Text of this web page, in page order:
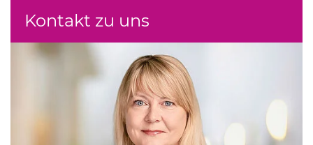
Kontakt zu uns